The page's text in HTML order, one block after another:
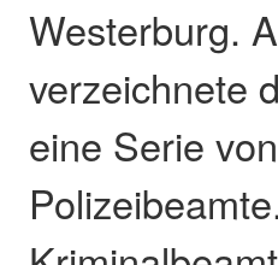
Westerburg.
verzeichnete
eine Serie